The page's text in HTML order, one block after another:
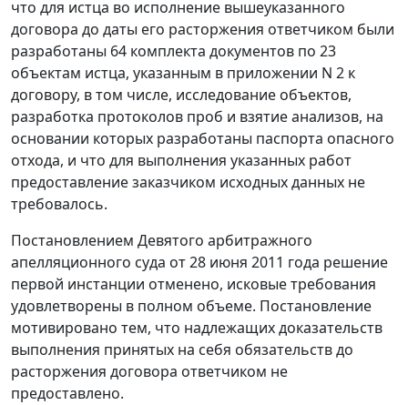
что для истца во исполнение вышеуказанного
договора до даты его расторжения ответчиком были
разработаны 64 комплекта документов по 23
объектам истца, указанным в приложении N 2 к
договору, в том числе, исследование объектов,
разработка протоколов проб и взятие анализов, на
основании которых разработаны паспорта опасного
отхода, и что для выполнения указанных работ
предоставление заказчиком исходных данных не
требовалось.
Постановлением Девятого арбитражного
апелляционного суда от 28 июня 2011 года решение
первой инстанции отменено, исковые требования
удовлетворены в полном объеме. Постановление
мотивировано тем, что надлежащих доказательств
выполнения принятых на себя обязательств до
расторжения договора ответчиком не
предоставлено.